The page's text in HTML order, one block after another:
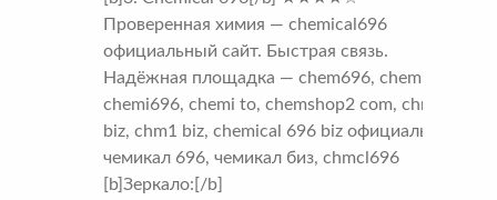
Проверенная химия — chemical696
официальный сайт. Быстрая связь.
Надёжная площадка — chem696, chemical696,
chemi696, chemi to, chemshop2 com, chm696
biz, chm1 biz, chemical 696 biz официальный,
чемикал 696, чемикал биз, chmcl696
[b]Зеркало:[/b]